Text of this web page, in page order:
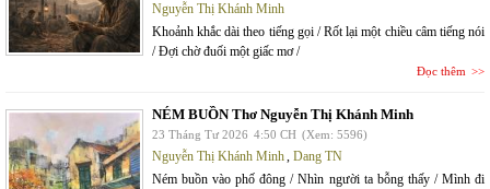
Nguyễn Thị Khánh Minh
Khoảnh khắc dài theo tiếng gọi / Rốt lại một chiều câm tiếng nói
/ Đợi chờ đuối một giấc mơ /
Đọc thêm
NÉM BUỒN Thơ Nguyễn Thị Khánh Minh
23 Tháng Tư 2026 4:50 CH (Xem: 5596)
Nguyễn Thị Khánh Minh, Dang TN
Ném buồn vào phố đông / Nhìn người ta bỗng thấy / Mình đi